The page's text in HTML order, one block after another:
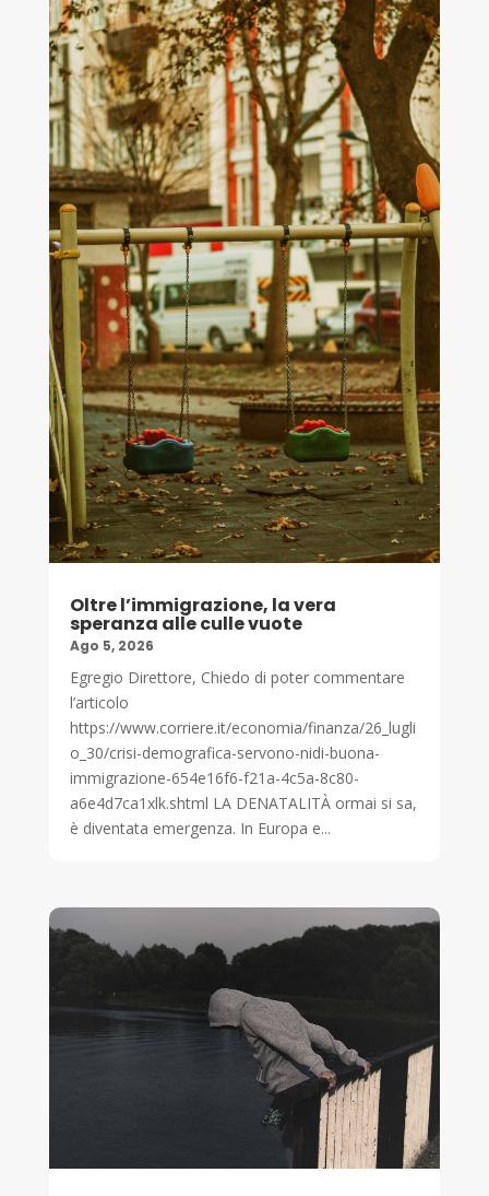
Oltre l’immigrazione, la vera
speranza alle culle vuote
Ago 5, 2026
Egregio Direttore, Chiedo di poter commentare
l’articolo
https://www.corriere.it/economia/finanza/26_lugli
o_30/crisi-demografica-servono-nidi-buona-
immigrazione-654e16f6-f21a-4c5a-8c80-
a6e4d7ca1xlk.shtml LA DENATALITÀ ormai si sa,
è diventata emergenza. In Europa e...